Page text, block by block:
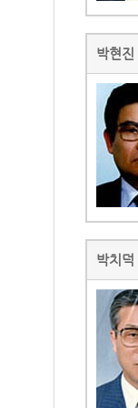
박현진
박치덕